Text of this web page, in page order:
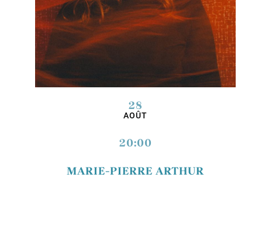
28
AOÛT
20:00
MARIE-PIERRE ARTHUR